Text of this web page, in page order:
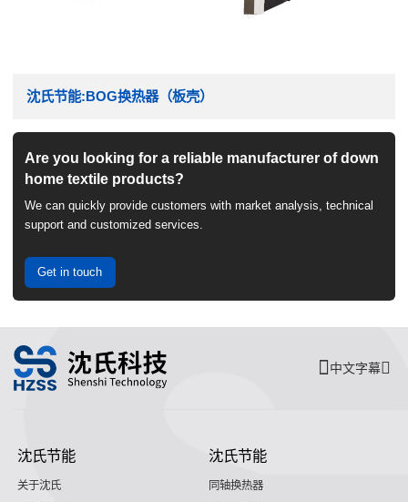
沈氏节能:BOG换热器（板壳）
Are you looking for a reliable manufacturer of down
home textile products?
We can quickly provide customers with market analysis, technical
support and customized services.
Get in touch
中文字幕
沈氏节能
关于沈氏
沈氏节能
同轴换热器